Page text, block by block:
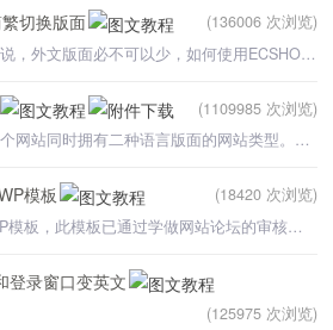
切换版面
(136006 次浏览)
对于从事外贸的商城网站来说，外文版面必不可以少，如何使用ECSHOP进行商城网站建设时，能够在自己的网站上
(1109985 次浏览)
中英文双语网站是一种同一个网站同时拥有二种语言版面的网站类型。很多外贸网站都是中英文双语网站。（视频
模板
(18420 次浏览)
分享一个英文版个人博客WP模板，此模板已通过学做网站论坛的审核，并对该模板作了如下几点修改：1、站长
登录窗口变英文
(125975 次浏览)